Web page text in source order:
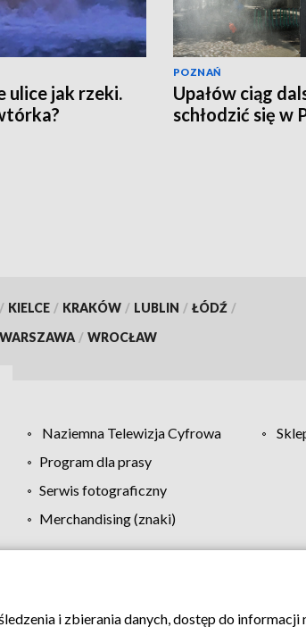
ulice jak rzeki.
POZNAŃ
Upałów ciąg
schłodzić się w
/ KIELCE / KRAKÓW / LUBLIN / ŁÓDŹ /
WARSZAWA / WROCŁAW
Naziemna Telewizja Cyfrowa
Program dla prasy
Serwis fotograficzny
Merchandising (znaki)
Biuro reklamy Kontakt
i zbierania danych, dostęp do informacji